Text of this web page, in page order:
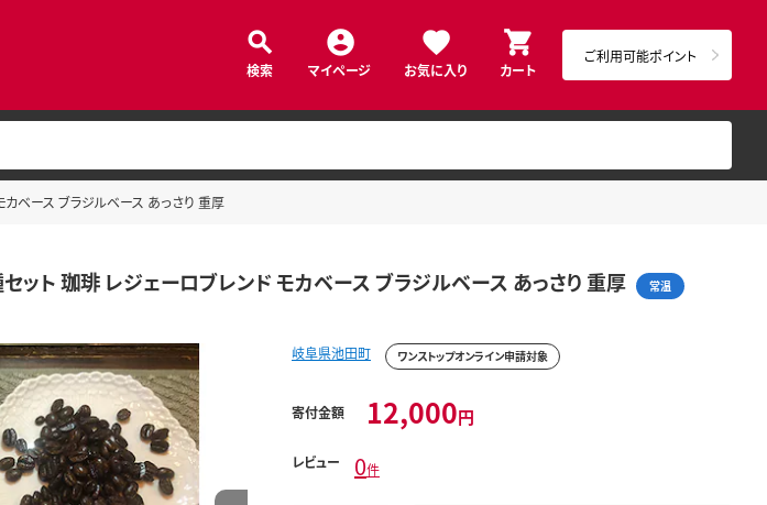
検索 マイページ お気に入り カート
ご利用可能ポイント
カベース ブラジルベース あっさり 重厚
ット 珈琲 レジェーロブレンド モカベース ブラジルベース あっさり 重厚 常温
岐阜県池田町 ワンストップオンライン申請対象
寄付金額 12,000円
レビュー 0件